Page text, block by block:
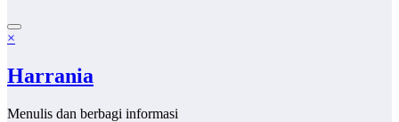
×
Harrania
Menulis dan berbagi informasi